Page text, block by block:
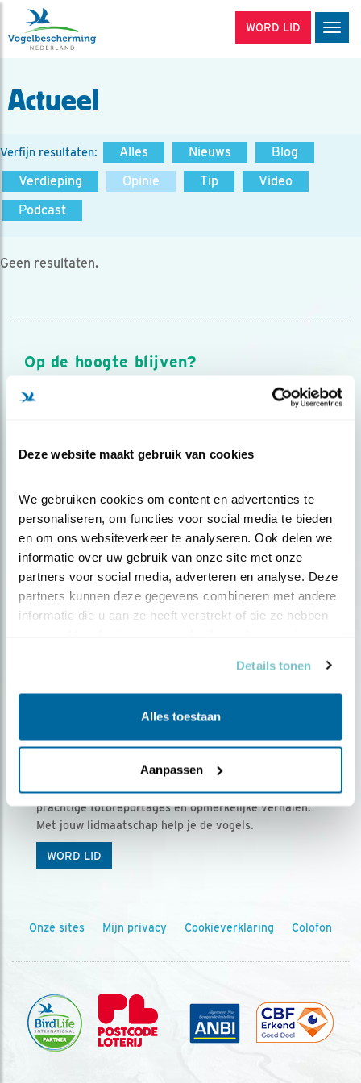
Deze website maakt gebruik van cookies
We gebruiken cookies om content en advertenties te
personaliseren, om functies voor social media te bieden
en om ons websiteverkeer te analyseren. Ook delen we
informatie over uw gebruik van onze site met onze
partners voor social media, adverteren en analyse. Deze
partners kunnen deze gegevens combineren met andere
informatie die u aan ze heeft verstrekt of die ze hebben
Details tonen
Alles toestaan
Aanpassen
WORD LID
Actueel
Verfijn resultaten: Alles Nieuws
Blog
Verdieping
Opinie Tip
Video
Podcast
Geen resultaten.
Op de hoogte blijven?
Meld je aan en ontvang nieuws, inspiratie, acties en tips
over vogels en activiteiten van Vogelbescherming.
Ontvang 5 x Vogels voor € 36,00 per jaar
Vogels is het tijdschrift voor onze leden, met
prachtige fotoreportages en opmerkelijke verhalen.
Met jouw lidmaatschap help je de vogels.
WORD LID
Onze sites Mijn privacy Cookieverklaring Colofon